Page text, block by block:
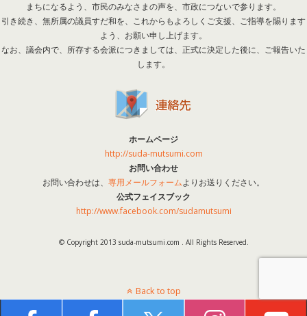
まちになるよう、市民のみなさまの声を、市政につないで参ります。
引き続き、無所属の議員すだ和を、これからもよろしくご支援、ご指導を賜ります
よう、お願い申し上げます。
なお、議会内で、所存する会派につきましては、正式に決定した後に、ご報告いた
します。
ホームページ
http://suda-mutsumi.com
お問い合わせ
お問い合わせは、 専用メールフォームよりお送りください。
公式フェイスブック
http://www.facebook.com/sudamutsumi
© Copyright 2013 suda-mutsumi.com . All Rights Reserved.
Back to top